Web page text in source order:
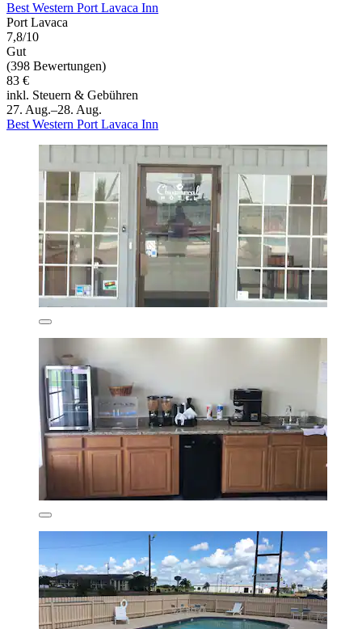
Best Western Port Lavaca Inn
Port Lavaca
7,8/10
Gut
(398 Bewertungen)
83 €
inkl. Steuern & Gebühren
27. Aug.–28. Aug.
Best Western Port Lavaca Inn